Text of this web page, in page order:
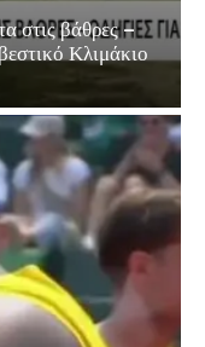
στις βάθρες –
Κλιμάκιο